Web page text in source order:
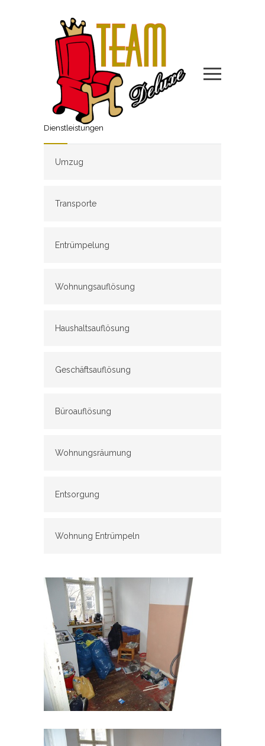
Dienstleistungen
Umzug
Transporte
Entrümpelung
Wohnungsauflösung
Haushaltsauflösung
Geschäftsauflösung
Büroauflösung
Wohnungsräumung
Entsorgung
Wohnung Entrümpeln